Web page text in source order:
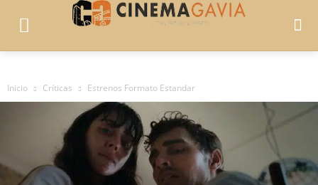
Inicio Críticas Estrenos Formato Estandar